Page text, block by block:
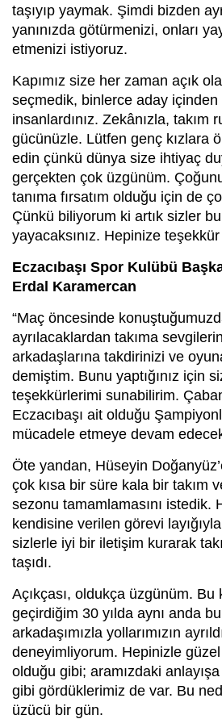
taşıyıp yaymak. Şimdi bizden
yanınızda götürmenizi, onları
etmenizi istiyoruz.
Kapımız size her zaman açık
seçmedik, binlerce aday
insanlardınız. Zekânızla, takım
gücünüzle. Lütfen genç kızlara
edin çünkü dünya size ihtiyaç
gerçekten çok üzgünüm.
tanıma fırsatım olduğu için de
Çünkü biliyorum ki artık sizler
yayacaksınız. Hepinize
Eczacıbaşı Spor Kulübü
Erdal Karamercan
“Maç öncesinde
ayrılacaklardan takıma
arkadaşlarına takdirinizi ve
demiştim. Bunu yaptığınız için
teşekkürlerimi sunabilirim.
Eczacıbaşı ait olduğu
mücadele etmeye devam
Öte yandan, Hüseyin
çok kısa bir süre kala bir takım
sezonu tamamlamasını istedik.
kendisine verilen görevi
sizlerle iyi bir iletişim kurarak
taşıdı.
Açıkçası, oldukça üzgünüm.
geçirdiğim 30 yılda aynı anda
arkadaşımızla yollarımızın
deneyimliyorum. Hepinizle
olduğu gibi; aramızdaki anlayışa
gibi gördüklerimiz de var. Bu
üzücü bir gün.